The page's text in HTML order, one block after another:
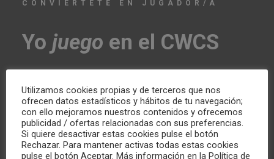
CONVIÉRTETE EN JUGADOR/A
Yo juego en el CWCS
Únete a uno de nuestros equipos y disfruta con
tus compañeros del deporte más divertido y
refrescante. Conviértete en socio de nuestro
Club, también te ayudamos a crecer como
Utilizamos cookies propias y de terceros que nos
ofrecen datos estadísticos y hábitos de tu navegación;
con ello mejoramos nuestros contenidos y ofrecemos
publicidad / ofertas relacionadas con sus preferencias.
Si quiere desactivar estas cookies pulse el botón
Rechazar. Para mantener activas todas estas cookies
pulse el botón Aceptar. Más información en la Política de